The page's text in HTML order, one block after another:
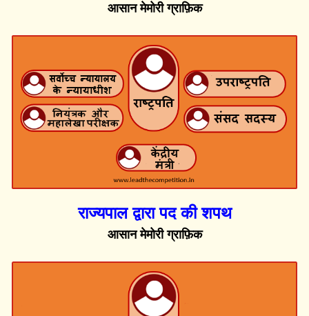
आसान मेमोरी ग्राफ़िक
राज्यपाल द्वारा पद की शपथ
आसान मेमोरी ग्राफ़िक